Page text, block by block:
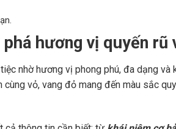
hương vị quyến rũ
nhờ hương vị phong phú, đa dạng
vỏ, vang đỏ mang đến màu sắc